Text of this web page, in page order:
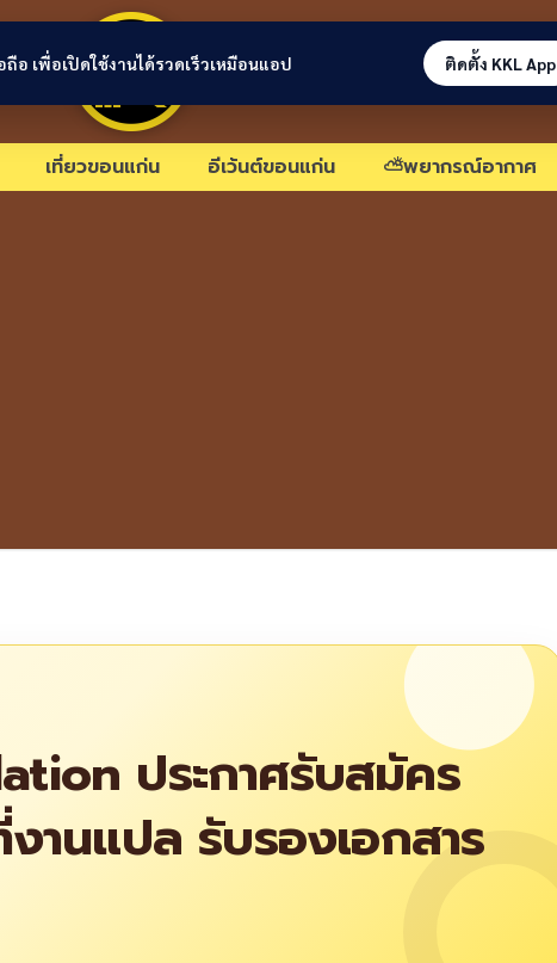
ขอนแก่นลิงก์
เที่ยวขอนแก่น อีเว้นต์ขอนแก่น ⛅พยากรณ์อากาศ
ประกาศรับสมัคร
านแปล รับรองเอกสาร
อ เพื่อเปิดใช้งานได้รวดเร็วเหมือนแอป ติดตั้ง KKL App